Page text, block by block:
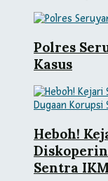
Polres
Kasus
Heboh!
Sentra IKM